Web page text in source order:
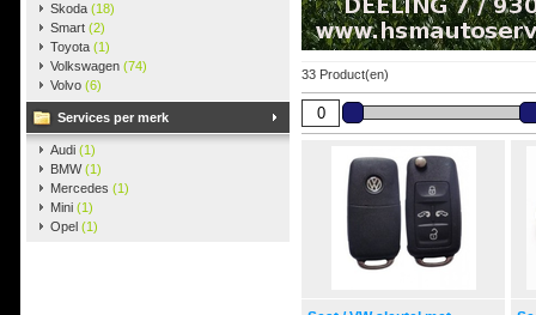
Skoda (18)
Smart (2)
Toyota (1)
Volkswagen (74)
Volvo (6)
Services per merk
Audi (1)
BMW(1)
Mercedes (1)
Mini (1)
Opel (1)
33 Product(en)